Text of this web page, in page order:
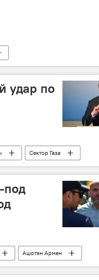
удар по
Сектор Газа
под
Ашотян Армен